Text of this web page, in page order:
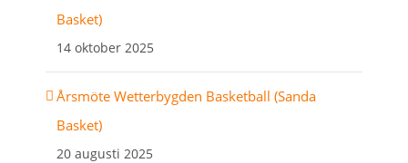
Basket)
14 oktober 2025
Årsmöte Wetterbygden Basketball (Sanda
Basket)
20 augusti 2025